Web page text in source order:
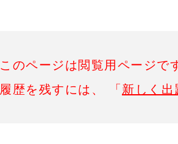
このページは閲覧用ページで
履歴を残すには、 「 新しく出